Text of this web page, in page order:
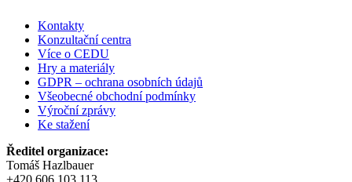
Kontakty
Konzultační centra
Více o CEDU
Hry a materiály
GDPR – ochrana osobních údajů
Všeobecné obchodní podmínky
Výroční zprávy
Ke stažení
Ředitel organizace:
Tomáš Hazlbauer